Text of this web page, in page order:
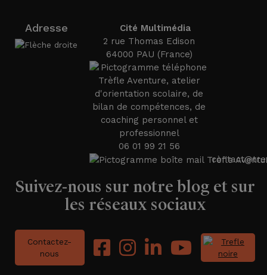
Adresse
Cité Multimédia
2 rue Thomas Edison
64000 PAU (France)
06 01 99 21 56
Suivez-nous sur notre blog et sur
les réseaux sociaux
Contactez-
nous